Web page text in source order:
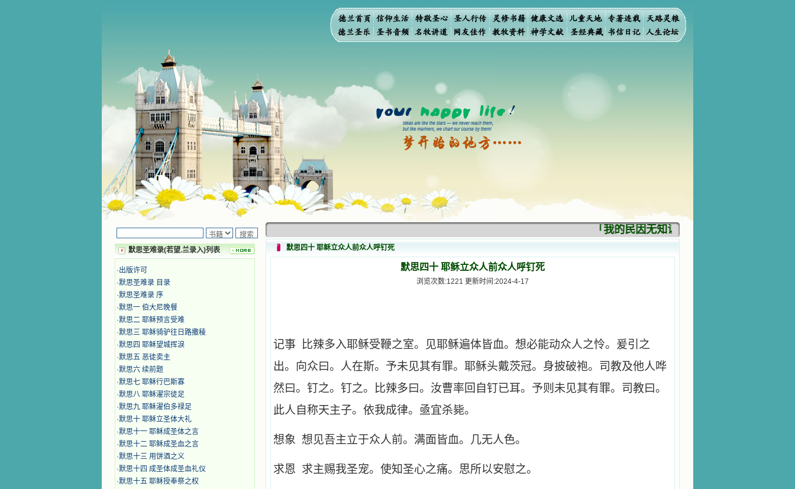
默思圣难录(若望.兰录入)列表
·出版许可
·默思圣难录 目录
·默思圣难录 序
·默思一 伯大尼晚餐
·默思二 耶稣预言受难
·默思三 耶稣骑驴往日路撒稜
·默思四 耶稣望城挥淚
·默思五 恶徒卖主
·默思六 续前题
·默思七 耶稣行巴斯寡
·默思八 耶稣濯宗徒足
·默思九 耶稣濯伯多禄足
·默思十 耶稣立圣体大礼
·默思十一 耶稣成圣体之言
·默思十二 耶稣成圣血之言
·默思十三 用饼酒之义
·默思十四 成圣体成圣血礼仪
·默思十五 耶稣授奉祭之权
「我的民因无知识而灭亡。你弃掉知识，
默思四十 耶稣立众人前众人呼钉死
默思四十 耶稣立众人前众人呼钉死
浏览次数:1221 更新时间:2024-4-17
记事 比辣多入耶稣受鞭之室。见耶稣遍体皆血。想必能动众人之怜。爰引之
出。向众曰。人在斯。予未见其有罪。耶稣头戴茨冠。身披破袍。司教及他人哗
然曰。钉之。钉之。比辣多曰。汝曹率回自钉已耳。予则未见其有罪。司教曰。
此人自称天主子。依我成律。亟宜杀毙。
想象 想见吾主立于众人前。满面皆血。几无人色。
求恩 求主赐我圣宠。使知圣心之痛。思所以安慰之。